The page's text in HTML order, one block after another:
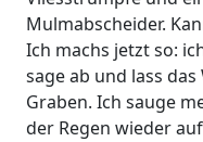
Mulmabscheider.
Ich machs jetzt so:
sage ab und lass
Graben. Ich sauge
der Regen wieder